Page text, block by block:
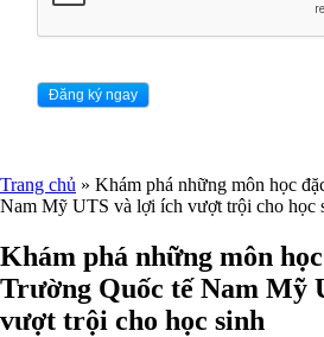
Trang chủ » Khám phá những môn học
Nam Mỹ UTS và lợi ích vượt trội cho học
Khám phá những môn
Trường Quốc tế Nam Mỹ
vượt trội cho học sinh